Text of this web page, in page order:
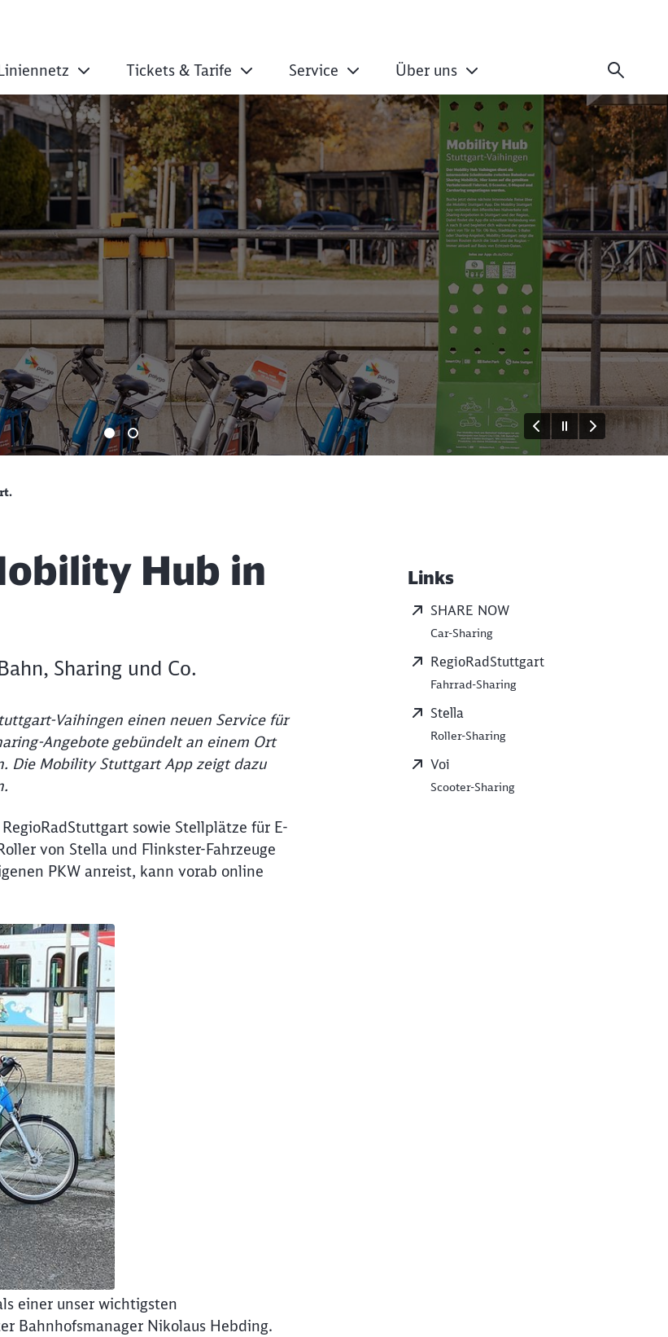
Hub in Stuttgart-Vaihingen
Tickets & Tarife Service Über uns
Ende des Sliders
Hub in
Sharing und Co.
Vaihingen einen neuen Service für
Angebote gebündelt an einem Ort
Die Mobility Stuttgart App zeigt dazu
sowie Stellplätze für E-
von Stella und Flinkster-Fahrzeuge
PKW anreist, kann vorab online
einer unser wichtigsten
Bahnhofsmanager Nikolaus Hebding.
Weiterführende
Links
SHARE NOW
Car-Sharing
RegioRadStuttgart
Fahrrad-Sharing
Stella
Roller-Sharing
Voi
Scooter-Sharing